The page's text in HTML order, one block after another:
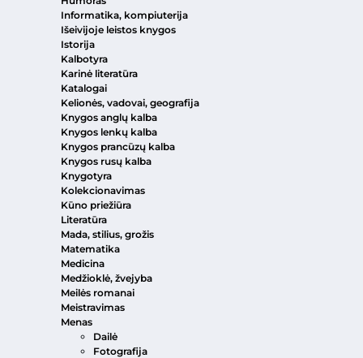
Informatika, kompiuterija
Išeivijoje leistos knygos
Istorija
Kalbotyra
Karinė literatūra
Katalogai
Kelionės, vadovai, geografija
Knygos anglų kalba
Knygos lenkų kalba
Knygos prancūzų kalba
Knygos rusų kalba
Knygotyra
Kolekcionavimas
Kūno priežiūra
Literatūra
Mada, stilius, grožis
Matematika
Medicina
Medžioklė, žvejyba
Meilės romanai
Meistravimas
Menas
Dailė
Fotografija